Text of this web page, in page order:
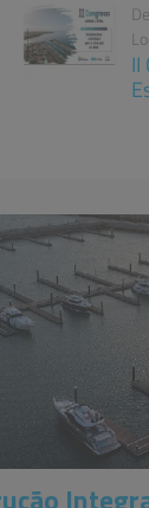
II